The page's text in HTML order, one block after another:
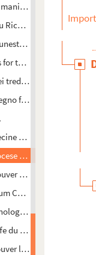
de préserver le
Richelet ou abrégé de
avvenimento
for the Easie Making
tredeci communi del
fossile Minerale
et philosophie.
De Nimes ».
à quel jour de la
Christi, Indictionum, et
E Cangii
du prix et valeur du
les Nombres d'or,